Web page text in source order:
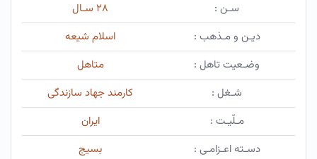
سـن :
۲۸ سـال
دیـن و مـذهب :
اسلام شیعه
وضـعیت تاهل :
متاهل
شـغل :
کارمند جهاد سازندگی
مـلّیـت :
ایران
دسـته اعـزامـی :
بسیج